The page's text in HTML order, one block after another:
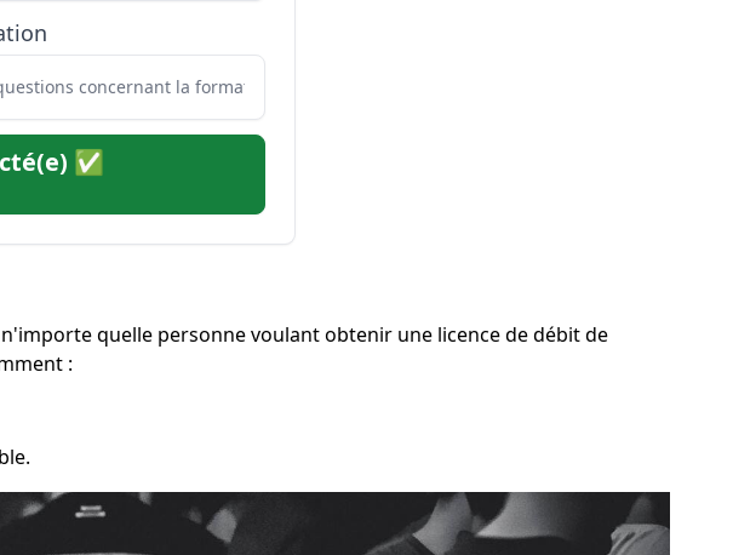
✅
quelle personne voulant obtenir une licence de débit de
: